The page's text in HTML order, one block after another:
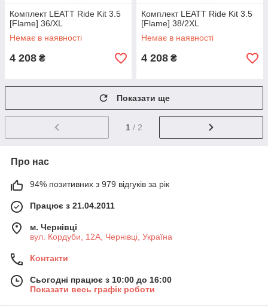
Комплект LEATT Ride Kit 3.5
[Flame] 36/XL
Немає в наявності
4 208 ₴
Комплект LEATT Ride Kit 3.5
[Flame] 38/2XL
Немає в наявності
4 208 ₴
Показати ще
1 / 2
Про нас
94% позитивних з 979 відгуків за рік
Працює з 21.04.2011
м. Чернівці
вул. Кордуби, 12А, Чернівці, Україна
Контакти
Сьогодні працює з 10:00 до 16:00
Показати весь графік роботи